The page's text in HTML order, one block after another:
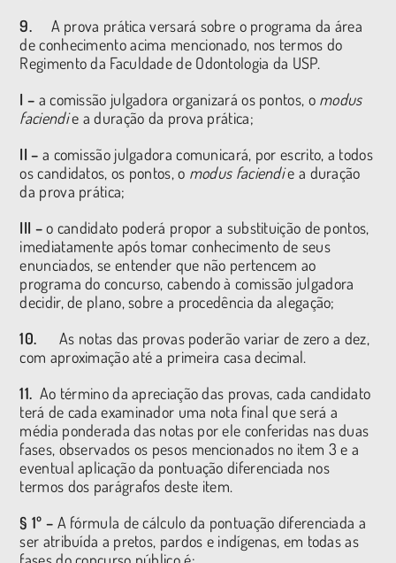
9. A prova prática versará sobre o programa da área
de conhecimento acima mencionado, nos termos do
Regimento da Faculdade de Odontologia da USP.
I – a comissão julgadora organizará os pontos, o modus
faciendie a duração da prova prática;
II – a comissão julgadora comunicará, por escrito, a todos
os candidatos, os pontos, o modus faciendie a duração
da prova prática;
III –o candidato poderá propor a substituição de pontos,
imediatamente após tomar conhecimento de seus
enunciados, se entender que não pertencem ao
programa do concurso, cabendo à comissão julgadora
decidir, de plano, sobre a procedência da alegação;
10. As notas das provas poderão variar de zero a dez,
com aproximação até a primeira casa decimal.
11. Ao término da apreciação das provas, cada candidato
terá de cada examinador uma nota final que será a
média ponderada das notas por ele conferidas nas duas
fases, observados os pesos mencionados no item 3 e a
eventual aplicação da pontuação diferenciada nos
termos dos parágrafos deste item.
§ 1º – A fórmula de cálculo da pontuação diferenciada a
ser atribuída a pretos, pardos e indígenas, em todas as